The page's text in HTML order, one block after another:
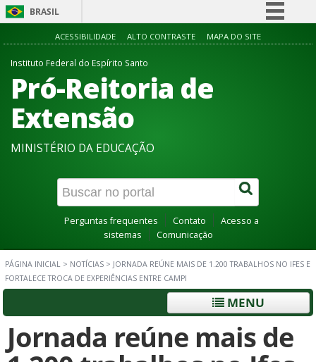
BRASIL
Simplifique!
Acesso à informação
ACESSIBILIDADE ALTO CONTRASTE MAPA DO SITE
Instituto Federal do Espírito Santo
Pró-Reitoria de
Extensão
MINISTÉRIO DA EDUCAÇÃO
Perguntas frequentes Contato
Acesso a
sistemas
Comunicação
PÁGINA INICIAL > NOTÍCIAS > JORNADA REÚNE MAIS DE 1.200 TRABALHOS NO IFES E
FORTALECE TROCA DE EXPERIÊNCIAS ENTRE CAMPI
MENU
Jornada reúne mais de